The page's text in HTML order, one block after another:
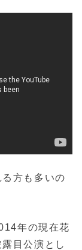
方も多いの
年の現在花
目公演とし